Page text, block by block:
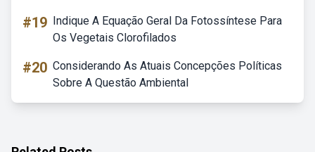
#19 Indique A Equação Geral Da Fotossíntese Para
Os Vegetais Clorofilados
#20 Considerando As Atuais Concepções Políticas
Sobre A Questão Ambiental